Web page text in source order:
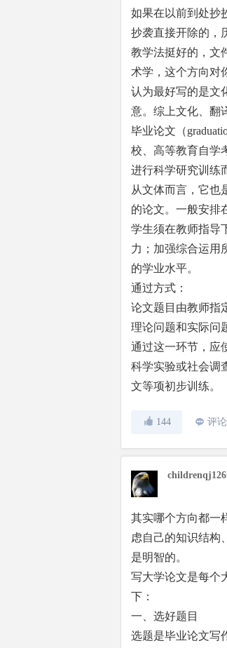
如果在以前到处抄
抄袭直接开除的，
教学法挺好的，文
术学，这个方向对
认为最好写的是文
意。综上文化、翻
毕业论文（
校、高等教育自学
进行科学研究训练
从文体而言，它也
的论文。一般安排
学生须在教师指导
力；加强综合运用
的学业水平。
通过方式：
论文题目由教师指
理论问题和实际问
通过这一环节，应
科学实验或社会调
文等项初步训练。
144 评论
childrenqj126
其实哪个方向都一
虑自己的知识结构
是明智的。
写大学论文是每个
下：
一、选好题目
选题是毕业论文写